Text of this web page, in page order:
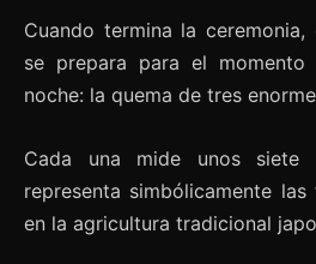
Cuando termina la
se prepara para el
noche: la quema de tres
Cada una mide unos
representa simbólicamente
en la agricultura tradicional